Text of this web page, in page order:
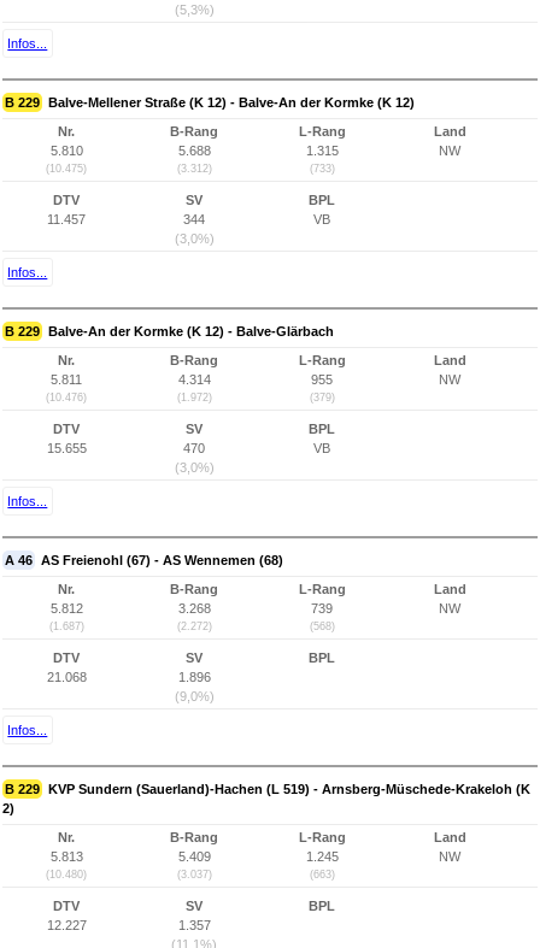
(5,3%)
Infos...
B 229 Balve-Mellener Straße (K 12) - Balve-An der Kormke (K 12)
Nr.
5.810
(10.475)
B-Rang
5.688
(3.312)
L-Rang
1.315
(733)
Land
NW
DTV
11.457
SV
344
(3,0%)
BPL
VB
Infos...
B 229 Balve-An der Kormke (K 12) - Balve-Glärbach
Nr.
5.811
(10.476)
B-Rang
4.314
(1.972)
L-Rang
955
(379)
Land
NW
DTV
15.655
SV
470
(3,0%)
BPL
VB
Infos...
A 46 AS Freienohl (67) - AS Wennemen (68)
Nr.
5.812
(1.687)
B-Rang
3.268
(2.272)
L-Rang
739
(568)
Land
NW
DTV
21.068
SV
1.896
(9,0%)
BPL
Infos...
B 229 KVP Sundern (Sauerland)-Hachen (L 519) - Arnsberg-Müschede-Krakeloh (K
2)
Nr.
5.813
(10.480)
B-Rang
5.409
(3.037)
L-Rang
1.245
(663)
Land
NW
DTV
12.227
SV
1.357
(11,1%)
BPL